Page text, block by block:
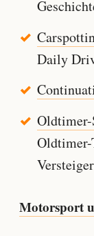
Daily
Oldtimer-
Motorsport